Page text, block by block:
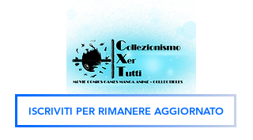
ISCRIVITI PER RIMANERE AGGIORNATO